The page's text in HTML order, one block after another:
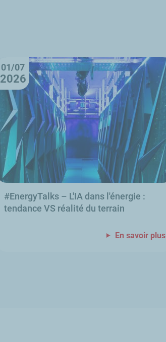
01/07
2026
#EnergyTalks – L'IA dans l'énergie :
tendance VS réalité du terrain
En savoir plus